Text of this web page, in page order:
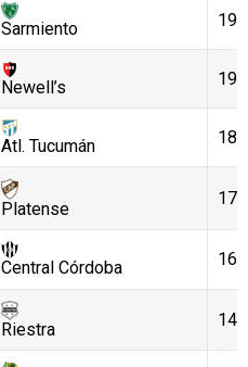
Sarmiento 19
Newell’s 19
Atl. Tucumán 18
Platense
17
Central Córdoba 16
Riestra 14